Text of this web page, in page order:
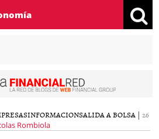
INFORMACIONSALIDA A BOLSA | 26
Rombiola